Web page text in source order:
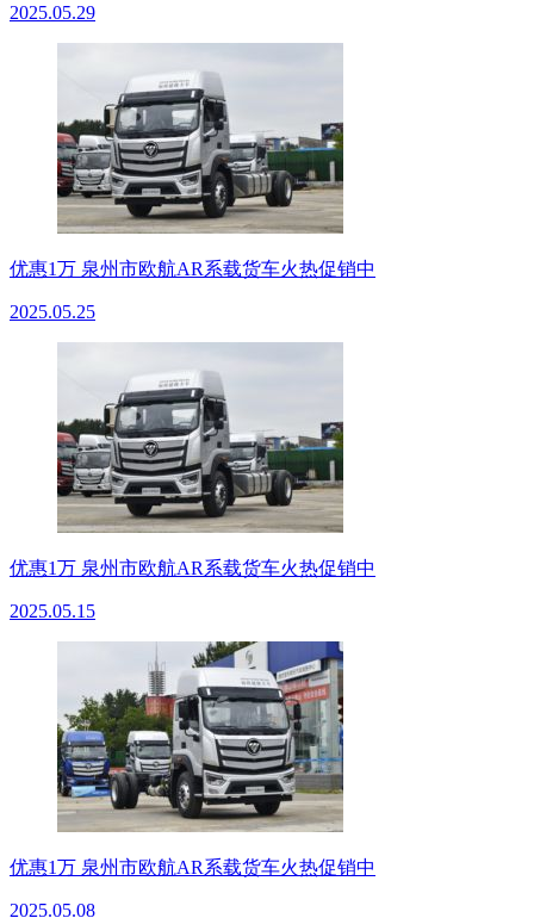
2025.05.29
优惠1万 泉州市欧航AR系载货车火热促销中
2025.05.25
优惠1万 泉州市欧航AR系载货车火热促销中
2025.05.15
优惠1万 泉州市欧航AR系载货车火热促销中
2025.05.08